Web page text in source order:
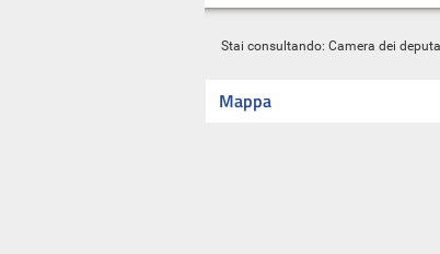
Stai consultando: Camera dei
Mappa